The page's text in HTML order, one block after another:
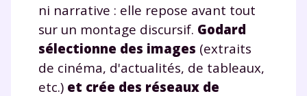
ni narrative : elle repose avant tout
sur un montage discursif. Godard
sélectionne des images (extraits
de cinéma, d'actualités, de tableaux,
etc.) et crée des réseaux de